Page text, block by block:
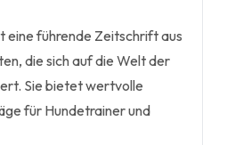
eine führende Zeitschrift aus
die sich auf die Welt der
Sie bietet wertvolle
für Hundetrainer und